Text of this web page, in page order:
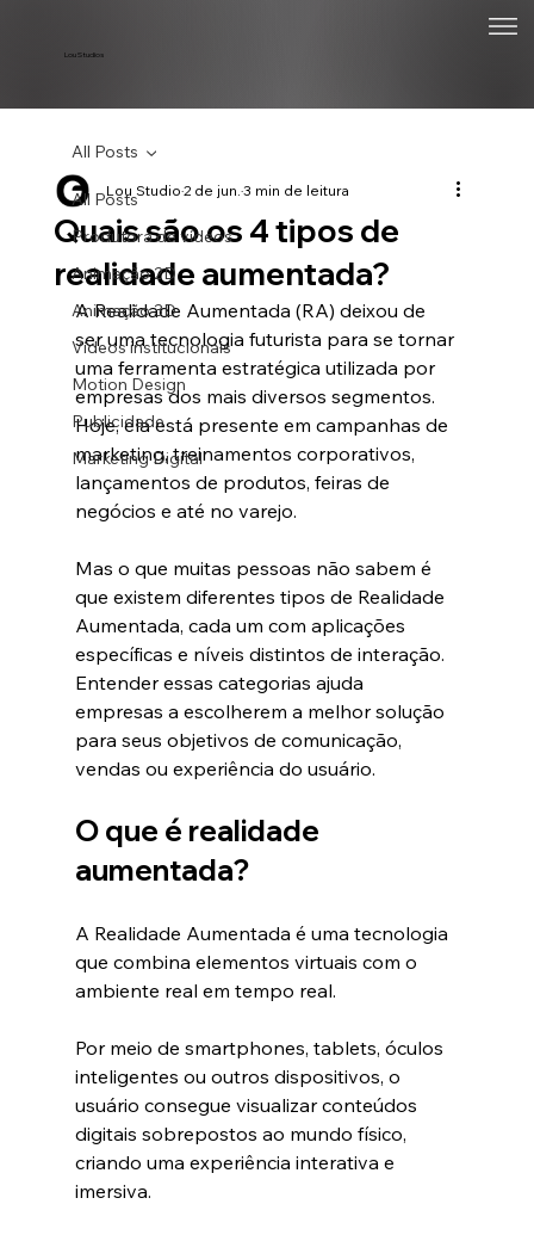
Lou Studios
All Posts
Produtora de vídeos
Animação 2D
Animação 3D
Vídeos institucionais
Motion Design
Publicidade
Marketing Digital
All Posts
Quais são os 4 tipos de
realidade aumentada?
Lou Studio2 de jun.3 min de leitura
A Realidade Aumentada (RA) deixou de
ser uma tecnologia futurista para se tornar
uma ferramenta estratégica utilizada por
empresas dos mais diversos segmentos.
Hoje, ela está presente em campanhas de
marketing, treinamentos corporativos,
lançamentos de produtos, feiras de
negócios e até no varejo.
Mas o que muitas pessoas não sabem é
que existem diferentes tipos de Realidade
Aumentada, cada um com aplicações
específicas e níveis distintos de interação.
Entender essas categorias ajuda
empresas a escolherem a melhor solução
para seus objetivos de comunicação,
vendas ou experiência do usuário.
O que é realidade
aumentada?
A Realidade Aumentada é uma tecnologia
que combina elementos virtuais com o
ambiente real em tempo real.
Por meio de smartphones, tablets, óculos
inteligentes ou outros dispositivos, o
usuário consegue visualizar conteúdos
digitais sobrepostos ao mundo físico,
criando uma experiência interativa e
imersiva.